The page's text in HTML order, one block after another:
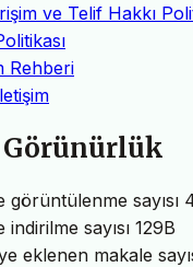
ve Telif Hakkı
Rehberi
görüntülenme sayısı
indirilme sayısı 129B
eklenen makale